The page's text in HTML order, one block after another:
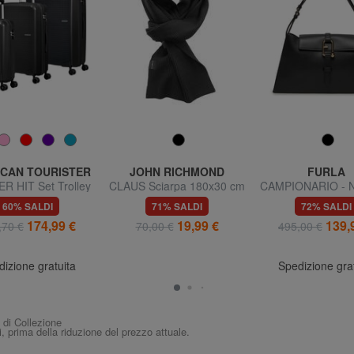
TOURISTER
HIT Set Trolley
Medio + Grande
60% SALDI
€ 174,99 €
gratuita
JOHN RICHMOND
CLAUS Sciarpa 180x30 cm
71% SALDI
70,00 € 19,99 €
FURLA
CAMPIONARIO -
Borsa72% SALDI
495,00 €
Spedizione
Collezione
della riduzione del prezzo attuale.